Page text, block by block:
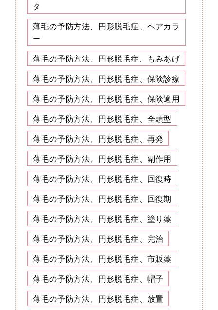
タ
薄毛の予防方法、円形脱毛症、ヘアカラ
ー
薄毛の予防方法、円形脱毛症、もみあげ
薄毛の予防方法、円形脱毛症、保険診療
薄毛の予防方法、円形脱毛症、保険適用
薄毛の予防方法、円形脱毛症、全頭型
薄毛の予防方法、円形脱毛症、再発
薄毛の予防方法、円形脱毛症、副作用
薄毛の予防方法、円形脱毛症、回復時
薄毛の予防方法、円形脱毛症、回復期
薄毛の予防方法、円形脱毛症、塗り薬
薄毛の予防方法、円形脱毛症、完治
薄毛の予防方法、円形脱毛症、市販薬
薄毛の予防方法、円形脱毛症、帽子
薄毛の予防方法、円形脱毛症、放置